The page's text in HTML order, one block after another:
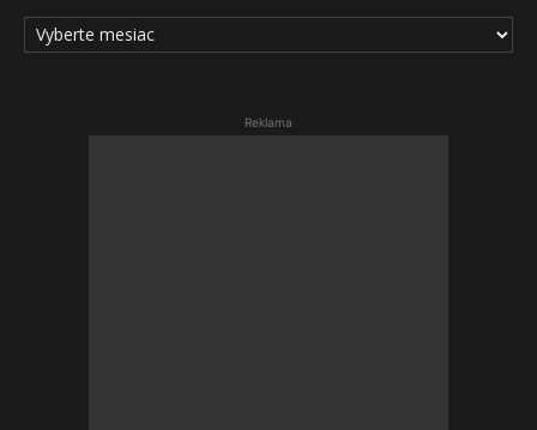
ARCHÍV
ČLÁNKOV
Reklama